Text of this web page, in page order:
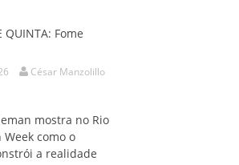
QUINTA: Fome
César Manzolillo
mostra no Rio
como o
a realidade